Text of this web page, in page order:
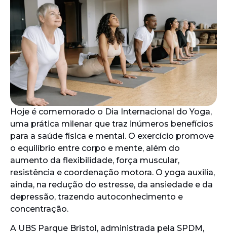
Hoje é comemorado o Dia Internacional do Yoga,
uma prática milenar que traz inúmeros benefícios
para a saúde física e mental. O exercício promove
o equilíbrio entre corpo e mente, além do
aumento da flexibilidade, força muscular,
resistência e coordenação motora. O yoga auxilia,
ainda, na redução do estresse, da ansiedade e da
depressão, trazendo autoconhecimento e
concentração.
A UBS Parque Bristol, administrada pela SPDM,